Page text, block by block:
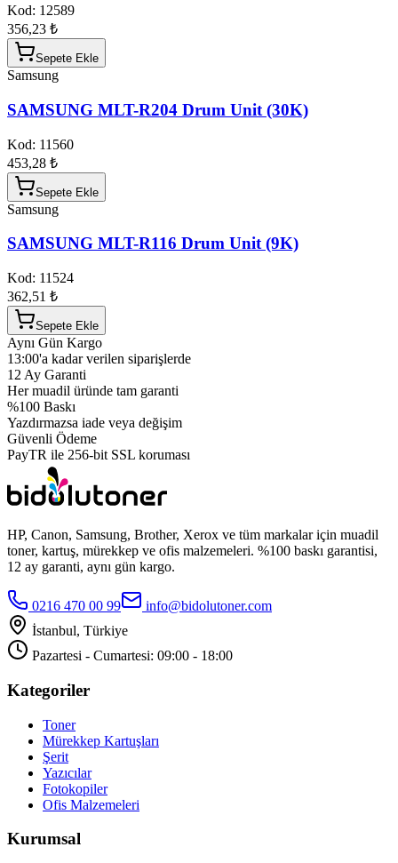
Kod: 12589
356,23 ₺
Sepete Ekle
Samsung
SAMSUNG MLT-R204 Drum Unit (30K)
Kod: 11560
453,28 ₺
Sepete Ekle
Samsung
SAMSUNG MLT-R116 Drum Unit (9K)
Kod: 11524
362,51 ₺
Sepete Ekle
Aynı Gün Kargo
13:00'a kadar verilen siparişlerde
12 Ay Garanti
Her muadil üründe tam garanti
%100 Baskı
Yazdırmazsa iade veya değişim
Güvenli Ödeme
PayTR ile 256-bit SSL koruması
HP, Canon, Samsung, Brother, Xerox ve tüm markalar için muadil
toner, kartuş, mürekkep ve ofis malzemeleri. %100 baskı garantisi,
12 ay garanti, aynı gün kargo.
0216 470 00 99
info@bidolutoner.com
İstanbul, Türkiye
Pazartesi - Cumartesi: 09:00 - 18:00
Kategoriler
Toner
Mürekkep Kartuşları
Şerit
Yazıcılar
Fotokopiler
Ofis Malzemeleri
Kurumsal